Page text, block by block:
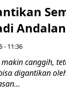
- 11:36
makin canggih,
digantikan